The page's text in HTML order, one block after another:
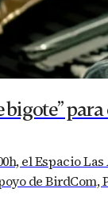
bigote”
el Espacio
de BirdCom,